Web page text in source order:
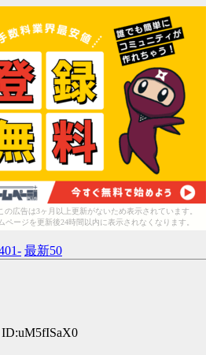
の広告は3ヶ月以上更新がないため表示されています。
ページを更新後24時間以内に表示されなくなります。
最新50
ID:uM5fISaX0